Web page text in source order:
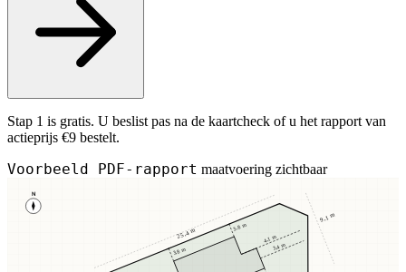
Stap 1 is gratis. U beslist pas na de kaartcheck of u het rapport van
actieprijs €9 bestelt.
Voorbeeld PDF-rapport maatvoering zichtbaar
N
3,8 m
3,8 m
3,4 m
4,1 m
25,4 m
9,1 m